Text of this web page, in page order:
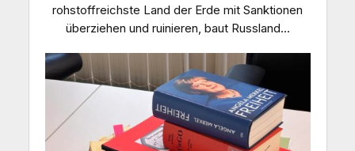
rohstoffreichste Land der Erde mit Sanktionen
überziehen und ruinieren, baut Russland...